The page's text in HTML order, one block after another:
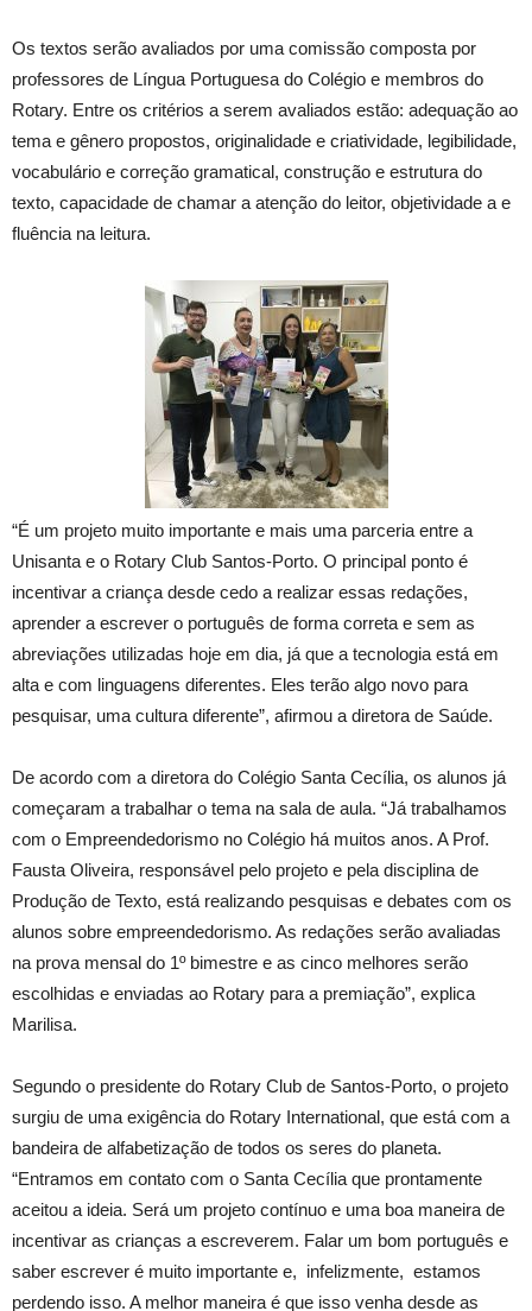
Os textos serão avaliados por uma comissão composta por
professores de Língua Portuguesa do Colégio e membros do
Rotary. Entre os critérios a serem avaliados estão: adequação ao
tema e gênero propostos, originalidade e criatividade, legibilidade,
vocabulário e correção gramatical, construção e estrutura do
texto, capacidade de chamar a atenção do leitor, objetividade a e
fluência na leitura.
“É um projeto muito importante e mais uma parceria entre a
Unisanta e o Rotary Club Santos-Porto. O principal ponto é
incentivar a criança desde cedo a realizar essas redações,
aprender a escrever o português de forma correta e sem as
abreviações utilizadas hoje em dia, já que a tecnologia está em
alta e com linguagens diferentes. Eles terão algo novo para
pesquisar, uma cultura diferente”, afirmou a diretora de Saúde.
De acordo com a diretora do Colégio Santa Cecília, os alunos já
começaram a trabalhar o tema na sala de aula. “Já trabalhamos
com o Empreendedorismo no Colégio há muitos anos. A Prof.
Fausta Oliveira, responsável pelo projeto e pela disciplina de
Produção de Texto, está realizando pesquisas e debates com os
alunos sobre empreendedorismo. As redações serão avaliadas
na prova mensal do 1º bimestre e as cinco melhores serão
escolhidas e enviadas ao Rotary para a premiação”, explica
Marilisa.
Segundo o presidente do Rotary Club de Santos-Porto, o projeto
surgiu de uma exigência do Rotary International, que está com a
bandeira de alfabetização de todos os seres do planeta.
“Entramos em contato com o Santa Cecília que prontamente
aceitou a ideia. Será um projeto contínuo e uma boa maneira de
incentivar as crianças a escreverem. Falar um bom português e
saber escrever é muito importante e, infelizmente, estamos
perdendo isso. A melhor maneira é que isso venha desde as